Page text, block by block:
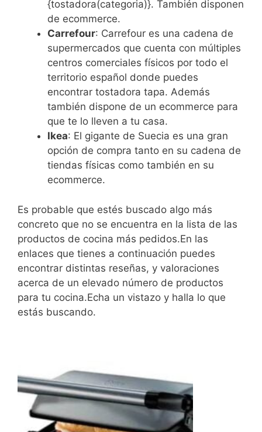
{tostadora(categoria)}. También disponen
de ecommerce.
Carrefour: Carrefour es una cadena de
supermercados que cuenta con múltiples
centros comerciales físicos por todo el
territorio español donde puedes
encontrar tostadora tapa. Además
también dispone de un ecommerce para
que te lo lleven a tu casa.
Ikea: El gigante de Suecia es una gran
opción de compra tanto en su cadena de
tiendas físicas como también en su
ecommerce.
Es probable que estés buscado algo más
concreto que no se encuentra en la lista de las
productos de cocina más pedidos.En las
enlaces que tienes a continuación puedes
encontrar distintas reseñas, y valoraciones
acerca de un elevado número de productos
para tu cocina.Echa un vistazo y halla lo que
estás buscando.